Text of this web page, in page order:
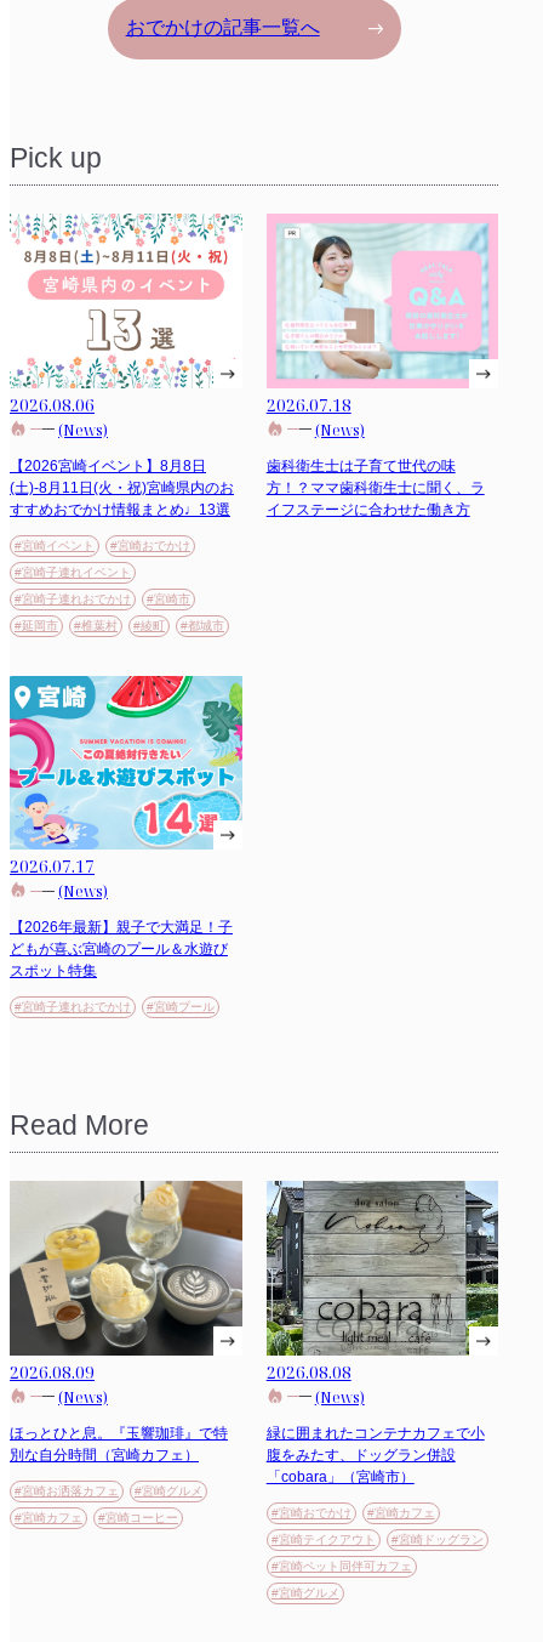
おでかけの記事一覧へ
Pick up
2026.08.06
(News)
【2026宮崎イベント】8月8日
(土)-8月11日(火・祝)宮崎県内のお
すすめおでかけ情報まとめ♩13選
#宮崎イベント
#宮崎おでかけ
#宮崎子連れイベント
#宮崎子連れおでかけ
#宮崎市
#延岡市
#椎葉村 #綾町 #都城市
2026.07.18
(News)
歯科衛生士は子育て世代の味
方！？ママ歯科衛生士に聞く、ラ
イフステージに合わせた働き方
2026.07.17
(News)
【2026年最新】親子で大満足！子
どもが喜ぶ宮崎のプール＆水遊び
スポット特集
#宮崎子連れおでかけ #宮崎プール
Read More
2026.08.09
(News)
ほっとひと息。『玉響珈琲』で特
別な自分時間（宮崎カフェ）
#宮崎お洒落カフェ
#宮崎グルメ
#宮崎カフェ
#宮崎コーヒー
2026.08.08
(News)
緑に囲まれたコンテナカフェで小
腹をみたす、ドッグラン併設
「cobara」（宮崎市）
#宮崎おでかけ
#宮崎カフェ
#宮崎テイクアウト
#宮崎ドッグラン
#宮崎ペット同伴可カフェ
#宮崎グルメ